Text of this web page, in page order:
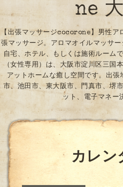
ne
【出張マッサージcocorone】男性ア
張マッサージ。アロマオイルマッサ
自宅、ホテル、もしくは施術ルーム
（女性専用）は、大阪市淀川区三国
アットホームな癒し空間です。出
市、池田市、東大阪市、門真市、堺
ット、電子マネー
カレン